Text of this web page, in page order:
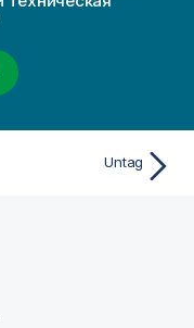
Untag